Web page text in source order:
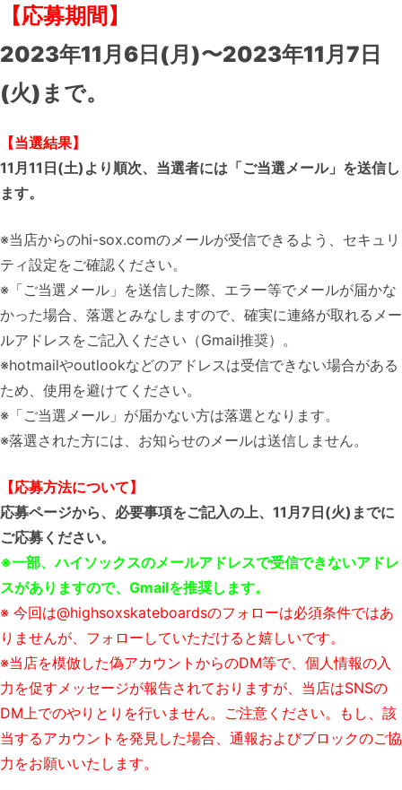
【応募期間】
2023年11月6日(月)〜2023年11月7日
(火)まで。
【当選結果】
11月11 日(土)より順次、当選者には「ご当選メール」を送信し
ます。
※当店からのhi-sox.comのメールが受信できるよう、セキュリ
ティ設定をご確認ください。
※「ご当選メール」を送信した際、エラー等でメールが届かな
かった場合、落選とみなしますので、確実に連絡が取れるメー
ルアドレスをご記入ください（Gmail推奨）。
※hotmailやoutlookなどのアドレスは受信できない場合がある
ため、使用を避けてください。
※「ご当選メール」が届かない方は落選となります。
※落選された方には、お知らせのメールは送信しません。
【応募方法について】
応募ページから、必要事項をご記入の上、11月7日(火)までに
ご応募ください。
※一部、ハイソックスのメールアドレスで受信できないアドレ
スがありますので、Gmailを推奨します。
※ 今回は@highsoxskateboardsのフォローは必須条件ではあ
りませんが、フォローしていただけると嬉しいです。
※当店を模倣した偽アカウントからのDM等で、個人情報の入
力を促すメッセージが報告されておりますが、当店はSNSの
DM上でのやりとりを行いません。ご注意ください。もし、該
当するアカウントを発見した場合、通報およびブロックのご協
力をお願いいたします。